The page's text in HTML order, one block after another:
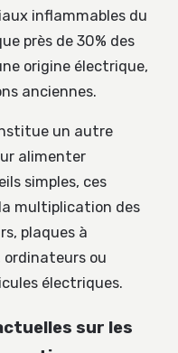
inflammables du
près de 30% des
origine électrique,
anciennes.
un autre
alimenter
simples, ces
multiplication des
plaques à
ordinateurs ou
électriques.
sur les